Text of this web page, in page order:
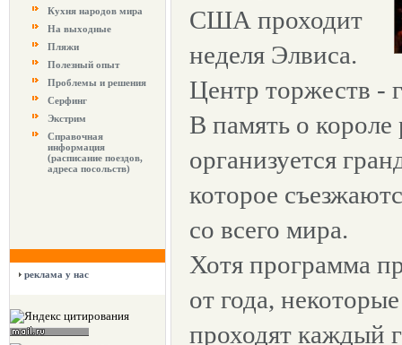
Кухня народов мира
На выходные
Пляжи
Полезный опыт
Проблемы и решения
Серфинг
Экстрим
Справочная
информация
(расписание поездов,
адреса посольств)
реклама у нас
США проходит
неделя Элвиса.
Центр торжеств -
В память о короле
организуется
которое
со всего мира.
Хотя программа
от года,
проходят каждый